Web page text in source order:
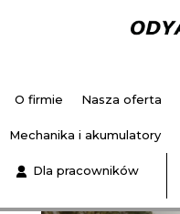
O firmie Nasza oferta
Mechanika i akumulatory
Dla pracowników